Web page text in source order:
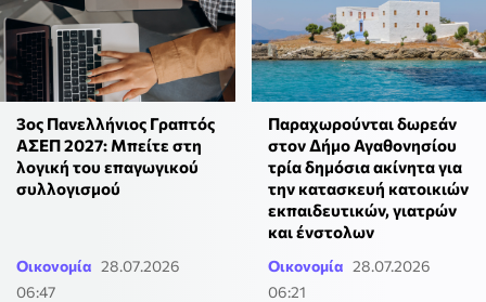
3ος Πανελλήνιος Γραπτός
ΑΣΕΠ 2027: Μπείτε στη
λογική του επαγωγικού
συλλογισμού
Οικονομία 28.07.2026
06:47
Παραχωρούνται δωρεάν
στον Δήμο Αγαθονησίου
τρία δημόσια ακίνητα για
την κατασκευή κατοικιών
εκπαιδευτικών, γιατρών
και ένστολων
Οικονομία 28.07.2026
06:21